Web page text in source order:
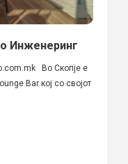
Инженеринг
Во Скопје е
Bar кој со својот